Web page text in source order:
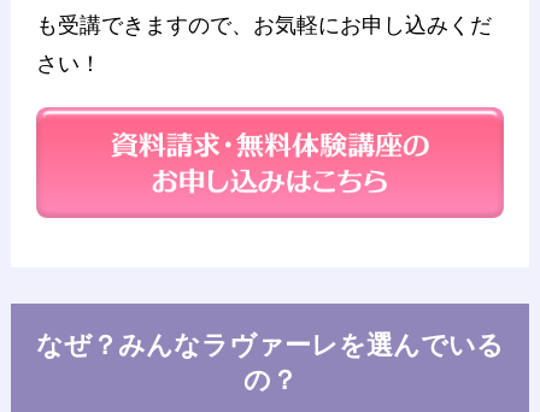
も受講できますので、お気軽にお申し込みくだ
さい！
なぜ？みんなラヴァーレを選んでいる
の？